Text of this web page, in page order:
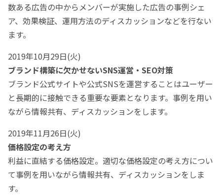
数ある広告の中からメンバーが実施した広告の事例シェ
ア、効果検証、運用方法のディスカッションなどを行ない
ます。
2019年10月29日(火)
ブランド構築に欠かせないSNS運営・SEO対策
ブランド公式サイトや公式SNSを運営することはユーザー
と長期的に接触できる重要な要素となります。事例を用い
ながら情報共有、ディスカッションをします。
2019年11月26日(火)
価格設定の考え方
利益に直結する価格設定。適切な価格設定の考え方につい
て事例を用いながら情報共有、ディスカッションをしま
す。